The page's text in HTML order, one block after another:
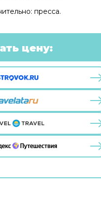
пресса.
цену: